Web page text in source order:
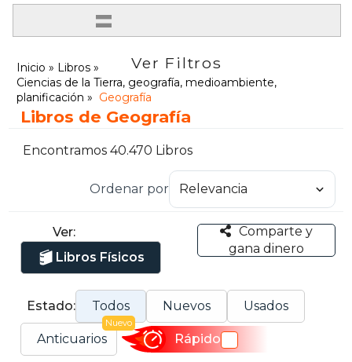
=
Ver Filtros
Inicio
Libros
Ciencias de la Tierra, geografía, medioambiente,
planificación
Geografía
Libros de Geografía
Encontramos 40.470 Libros
Ordenar por
Ver:
Libros Físicos
Comparte y
gana dinero
Estado: Todos Nuevos Usados
Anticuarios
Nuevo
Rápido